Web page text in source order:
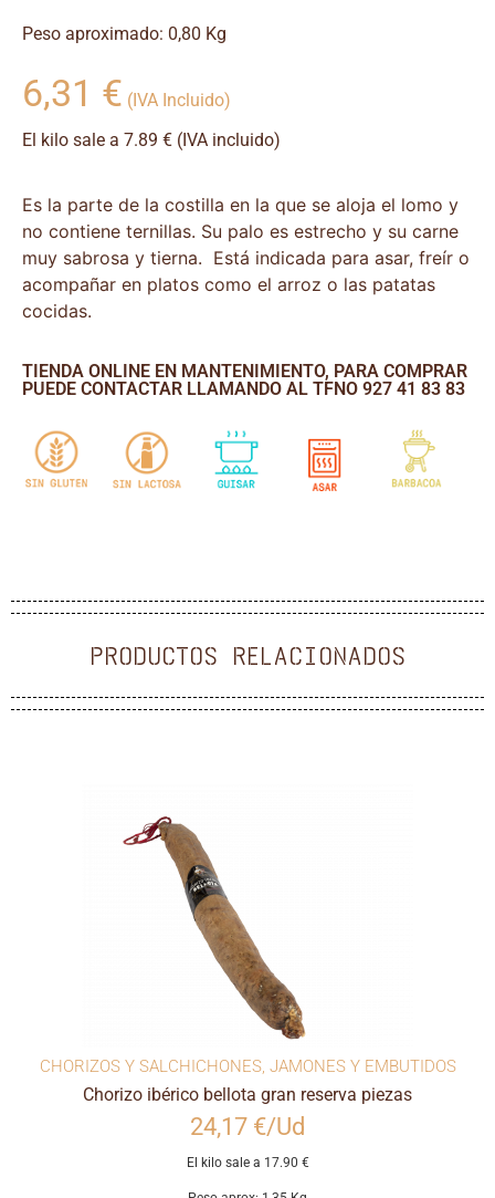
Peso aproximado: 0,80 Kg
6,31 € (IVA Incluido)
El kilo sale a 7.89 € (IVA incluido)
Es la parte de la costilla en la que se aloja el lomo y
no contiene ternillas. Su palo es estrecho y su carne
muy sabrosa y tierna. Está indicada para asar, freír o
acompañar en platos como el arroz o las patatas
cocidas.
TIENDA ONLINE EN MANTENIMIENTO, PARA COMPRAR
PUEDE CONTACTAR LLAMANDO AL TFNO 927 41 83 83
PRODUCTOS RELACIONADOS
CHORIZOS Y SALCHICHONES, JAMONES Y EMBUTIDOS
Chorizo ibérico bellota gran reserva piezas
24,17 €/Ud
El kilo sale a 17.90 €